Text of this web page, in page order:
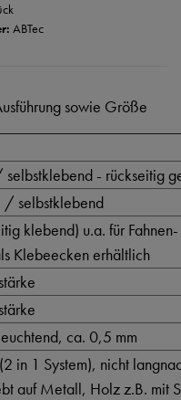
ABTec
sowie Größe
- rückseitig
/ selbstklebend
klebend) u.a. für
Klebeecken erhältlich
ca. 0,5 mm
in 1 System), nicht
auf Metall, Holz z.B. mit